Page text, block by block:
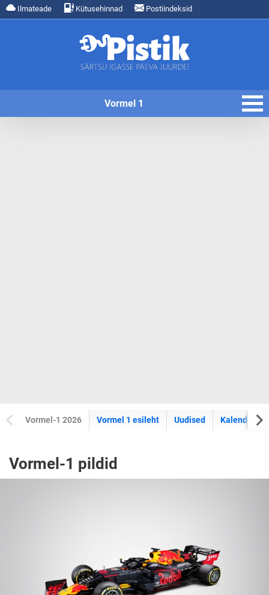
Ilmateade Kütusehinnad Postiindeksid
Vormel 1
Vormel-1 2026 Vormel 1 esileht Uudised Kalender
Vormel-1 pildid